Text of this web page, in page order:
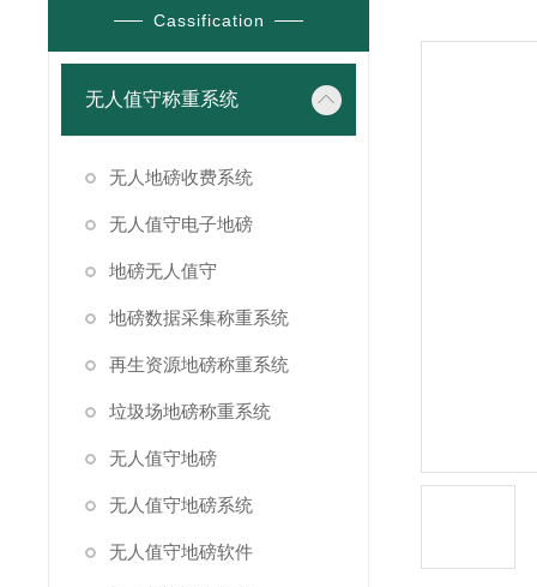
Cassification
无人值守称重系统
无人地磅收费系统
无人值守电子地磅
地磅无人值守
地磅数据采集称重系统
再生资源地磅称重系统
垃圾场地磅称重系统
无人值守地磅
无人值守地磅系统
无人值守地磅软件